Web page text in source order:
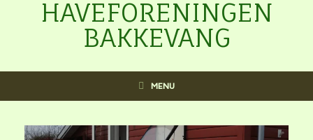
HAVEFORENINGEN
BAKKEVANG
MENU